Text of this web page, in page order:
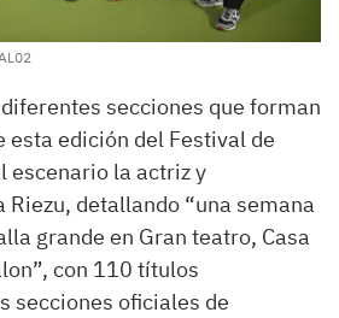
secciones que forman
esta edición del Festival de
escenario la actriz y
Riezu, detallando “una semana
grande en Gran teatro, Casa
con 110 títulos
secciones oficiales de